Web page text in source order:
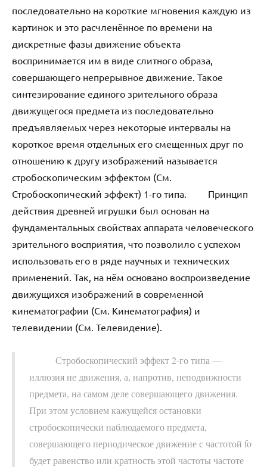
последовательно на короткие мгновения каждую из
картинок и это расчленённое по времени на
дискретные фазы движение объекта
воспринимается им в виде слитного образа,
совершающего непрерывное движение. Такое
синтезирование единого зрительного образа
движущегося предмета из последовательно
предъявляемых через некоторые интервалы на
короткое время отдельных его смещенных друг по
отношению к другу изображений называется
стробоскопическим эффектом (См.
Стробоскопический эффект) 1-го типа. Принцип
действия древней игрушки был основан на
фундаментальных свойствах аппарата человеческого
зрительного восприятия, что позволило с успехом
использовать его в ряде научных и технических
применений. Так, на нём основано воспроизведение
движущихся изображений в современной
кинематографии (См. Кинематография) и
телевидении (См. Телевидение).
Стробоскопический эффект 2-го типа —
иллюзия не движения, а, напротив, неподвижности
предмета, на самом деле совершающего движения.
При этом условием кажущейся остановки
стробоскопически наблюдаемого предмета,
совершающего периодическое движение с частотой fo
будет равенство или кратность этой частоты частоте